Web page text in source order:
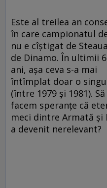
Este al treilea an
în care campionatul
nu e cîştigat de
de Dinamo. În ultimii
ani, aşa ceva s-a mai
întîmplat doar o
(între 1979 şi 1981).
facem speranţe că
meci dintre Armată şi
a devenit nerelevant?